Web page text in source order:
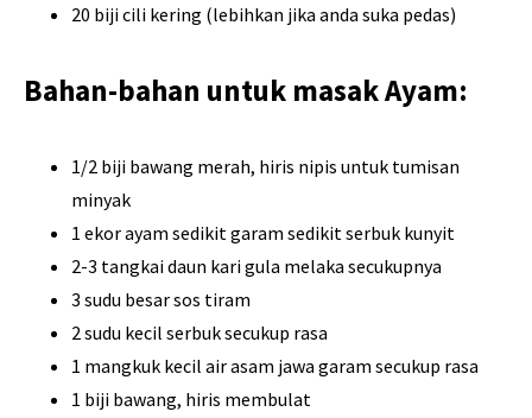
20 biji cili kering (lebihkan jika anda suka pedas)
Bahan-bahan untuk masak Ayam:
1/2 biji bawang merah, hiris nipis untuk tumisan
minyak
1 ekor ayam sedikit garam sedikit serbuk kunyit
2-3 tangkai daun kari gula melaka secukupnya
3 sudu besar sos tiram
2 sudu kecil serbuk secukup rasa
1 mangkuk kecil air asam jawa garam secukup rasa
1 biji bawang, hiris membulat